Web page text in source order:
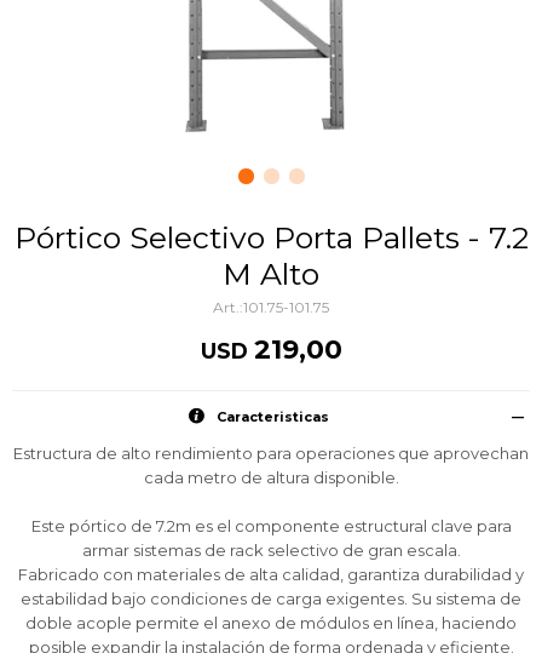
Pórtico Selectivo Porta Pallets - 7.2
M Alto
101.75-101.75
USD 219,00
Caracteristicas
Estructura de alto rendimiento para operaciones que aprovechan
cada metro de altura disponible.
Este pórtico de 7.2m es el componente estructural clave para
armar sistemas de rack selectivo de gran escala.
Fabricado con materiales de alta calidad, garantiza durabilidad y
estabilidad bajo condiciones de carga exigentes. Su sistema de
doble acople permite el anexo de módulos en línea, haciendo
posible expandir la instalación de forma ordenada y eficiente.